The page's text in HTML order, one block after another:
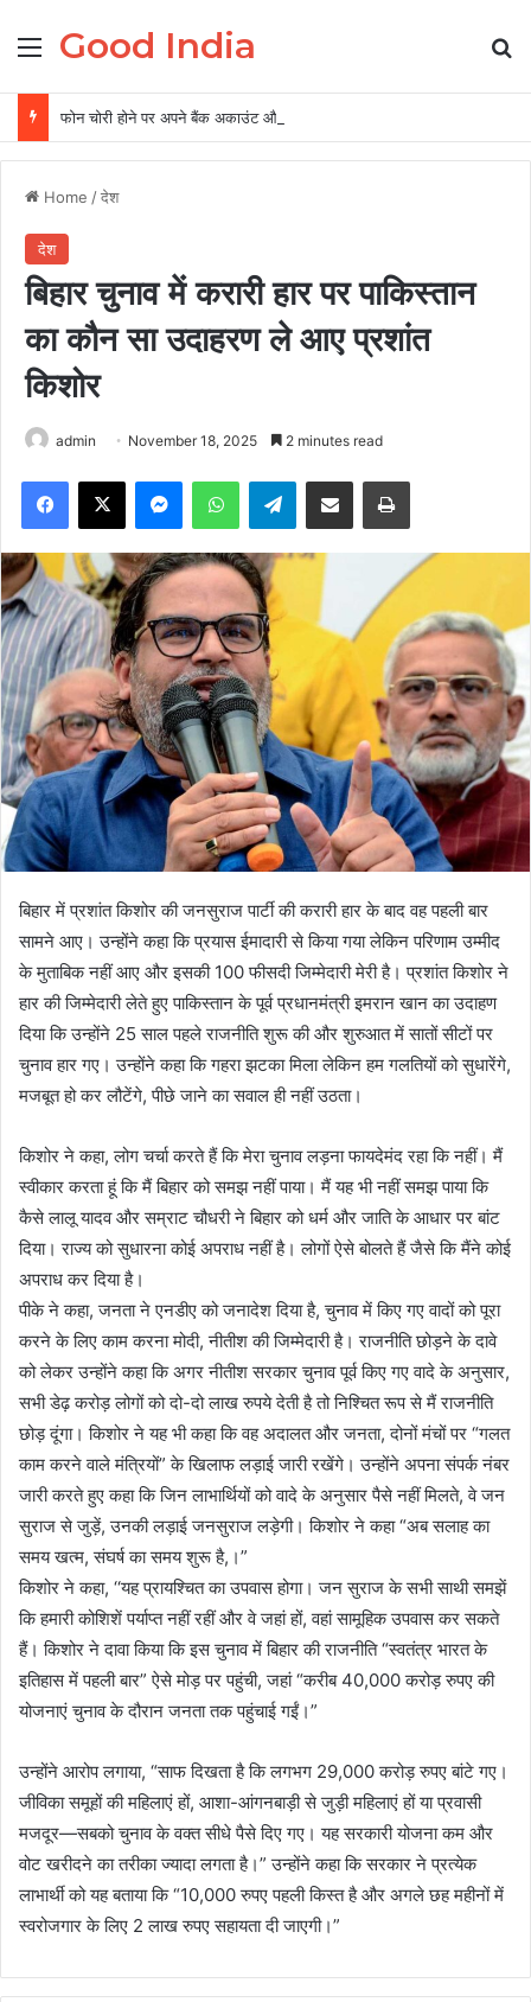
Menu
Good India
Home /देश
देश
बिहार चुनाव में करारी हार पर पाकिस्तान
का कौन सा उदाहरण ले आए प्रशांत
किशोर
admin November 18, 2025 2 minutes read
Facebook
X MessengerWhatsAppTelegramShare via Email Print
बिहार में प्रशांत किशोर की जनसुराज पार्टी की करारी हार के बाद वह पहली बार
सामने आए। उन्होंने कहा कि प्रयास ईमादारी से किया गया लेकिन परिणाम उम्मीद
के मुताबिक नहीं आए और इसकी 100 फीसदी जिम्मेदारी मेरी है। प्रशांत किशोर ने
हार की जिम्मेदारी लेते हुए पाकिस्तान के पूर्व प्रधानमंत्री इमरान खान का उदाहण
दिया कि उन्होंने 25 साल पहले राजनीति शुरू की और शुरुआत में सातों सीटों पर
चुनाव हार गए। उन्होंने कहा कि गहरा झटका मिला लेकिन हम गलतियों को सुधारेंगे,
मजबूत हो कर लौटेंगे, पीछे जाने का सवाल ही नहीं उठता।
किशोर ने कहा, लोग चर्चा करते हैं कि मेरा चुनाव लड़ना फायदेमंद रहा कि नहीं। मैं
स्वीकार करता हूं कि मैं बिहार को समझ नहीं पाया। मैं यह भी नहीं समझ पाया कि
कैसे लालू यादव और सम्राट चौधरी ने बिहार को धर्म और जाति के आधार पर बांट
दिया। राज्य को सुधारना कोई अपराध नहीं है। लोगों ऐसे बोलते हैं जैसे कि मैंने कोई
अपराध कर दिया है।
पीके ने कहा, जनता ने एनडीए को जनादेश दिया है, चुनाव में किए गए वादों को पूरा
करने के लिए काम करना मोदी, नीतीश की जिम्मेदारी है। राजनीति छोड़ने के दावे
को लेकर उन्होंने कहा कि अगर नीतीश सरकार चुनाव पूर्व किए गए वादे के अनुसार,
सभी डेढ़ करोड़ लोगों को दो-दो लाख रुपये देती है तो निश्चित रूप से मैं राजनीति
छोड़ दूंगा। किशोर ने यह भी कहा कि वह अदालत और जनता, दोनों मंचों पर “गलत
काम करने वाले मंत्रियों” के खिलाफ लड़ाई जारी रखेंगे। उन्होंने अपना संपर्क नंबर
जारी करते हुए कहा कि जिन लाभार्थियों को वादे के अनुसार पैसे नहीं मिलते, वे जन
सुराज से जुड़ें, उनकी लड़ाई जनसुराज लड़ेगी। किशोर ने कहा “अब सलाह का
समय खत्म, संघर्ष का समय शुरू है,।”
किशोर ने कहा, ‘‘यह प्रायश्चित का उपवास होगा। जन सुराज के सभी साथी समझें
कि हमारी कोशिशें पर्याप्त नहीं रहीं और वे जहां हों, वहां सामूहिक उपवास कर सकते
हैं। किशोर ने दावा किया कि इस चुनाव में बिहार की राजनीति “स्वतंत्र भारत के
इतिहास में पहली बार” ऐसे मोड़ पर पहुंची, जहां “करीब 40,000 करोड़ रुपए की
योजनाएं चुनाव के दौरान जनता तक पहुंचाई गईं।”
उन्होंने आरोप लगाया, “साफ दिखता है कि लगभग 29,000 करोड़ रुपए बांटे गए।
जीविका समूहों की महिलाएं हों, आशा-आंगनबाड़ी से जुड़ी महिलाएं हों या प्रवासी
मजदूर—सबको चुनाव के वक्त सीधे पैसे दिए गए। यह सरकारी योजना कम और
वोट खरीदने का तरीका ज्यादा लगता है।” उन्होंने कहा कि सरकार ने प्रत्येक
लाभार्थी को यह बताया कि “10,000 रुपए पहली किस्त है और अगले छह महीनों में
स्वरोजगार के लिए 2 लाख रुपए सहायता दी जाएगी।”